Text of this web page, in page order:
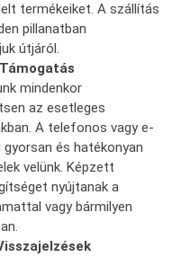
termékeiket. A szállítás
pillanatban
útjáról.
mindenkor
az esetleges
A telefonos vagy e-
és hatékonyan
velünk. Képzett
nyújtanak a
vagy bármilyen